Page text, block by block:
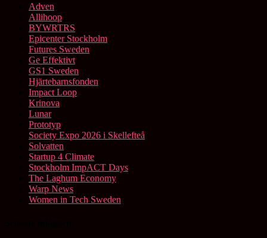
Adven
Allihoop
BYWRTRS
Epicenter Stockholm
Futures Sweden
Ge Effektivt
GS1 Sweden
Hjärtebarnsfonden
Impact Loop
Krinova
Lunar
Prototyp
Society Expo 2026 i Skellefteå
Solvatten
Startup 4 Climate
Stockholm ImpACT Days
The Laghum Economy
Warp News
Women in Tech Sweden